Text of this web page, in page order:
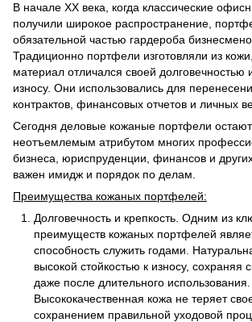
В начале ХХ века, когда классические
получили широкое распространение,
обязательной частью гардероба
Традиционно портфели изготовляли из
материал отличался своей долговечностью
износу. Они использовались для
контрактов, финансовых отчетов и личных
Сегодня деловые кожаные портфели
неотъемлемым атрибутом многих
бизнеса, юриспруденции, финансов и
важен имидж и порядок по делам.
Преимущества кожаных портфелей:
Долговечность и крепкость. Одним из
преимуществ кожаных портфелей
способность служить годами.
высокой стойкостью к износу, сохраняя
даже после длительного использования.
Высококачественная кожа не теряет
сохранением правильной уходовой